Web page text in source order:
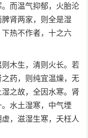
而温气抑郁，火胎沦
肾两家，则全是湿
热不作者，十之六
木生，清则火长。若
药，则纯宜温燥，无
之故，全因水寒。肾
水土湿寒，中气堙
，滋湿生寒，夭枉人